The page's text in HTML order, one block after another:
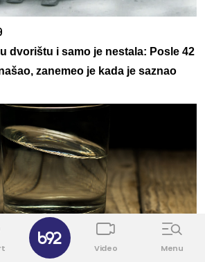
dvorištu i samo je nestala: Posle 42
zanemeo je kada je saznao
Video Menu
✕